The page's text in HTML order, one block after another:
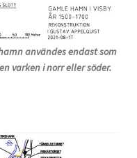
användes endast som
varken i norr eller söder.